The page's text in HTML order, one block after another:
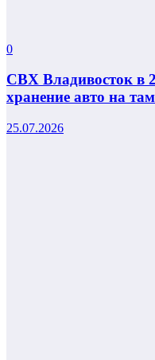
0
СВХ Владивосток в
хранение авто на
25.07.2026